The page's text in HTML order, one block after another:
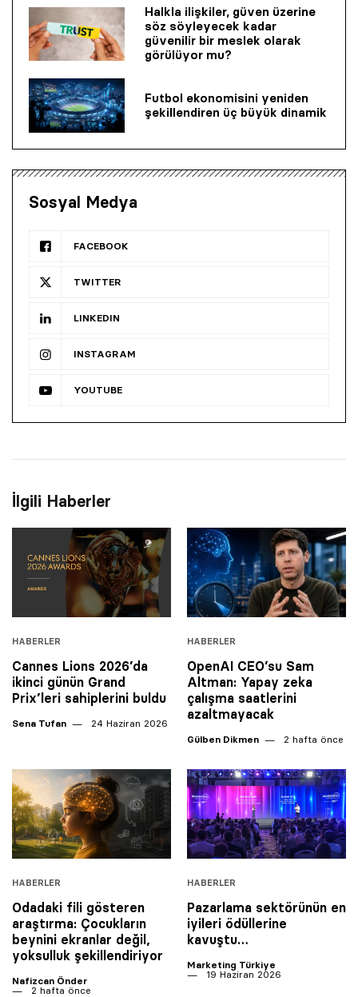
Halkla ilişkiler, güven üzerine
söz söyleyecek kadar
güvenilir bir mes­lek olarak
görülüyor mu?
Futbol ekonomisini yeniden
şekillendiren üç büyük dinamik
Sosyal Medya
FACEBOOK
TWITTER
LINKEDIN
INSTAGRAM
YOUTUBE
İlgili Haberler
HABERLER
Cannes Lions 2026’da
ikinci günün Grand
Prix’leri sahiplerini buldu
Sena Tufan 24 Haziran 2026
HABERLER
OpenAI CEO’su Sam
Altman: Yapay zeka
çalışma saatlerini
azaltmayacak
Gülben Dikmen 2 hafta önce
HABERLER
Odadaki fili gösteren
araştırma: Çocukların
beynini ekranlar değil,
yoksulluk şekillendiriyor
Nafizcan Önder
2 hafta önce
HABERLER
Pazarlama sektörünün en
iyileri ödüllerine
kavuştu…
Marketing Türkiye
19 Haziran 2026